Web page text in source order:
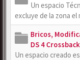
Un espacio
excluye de la zona
Bricos,
DS 4
Un espacio creado